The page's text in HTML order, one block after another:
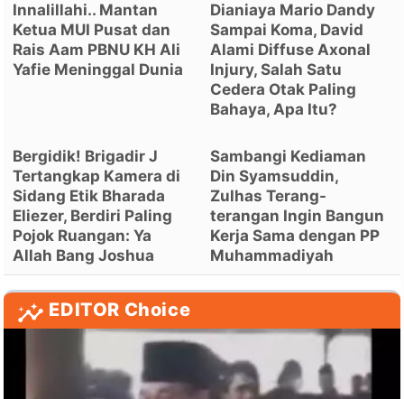
Innalillahi.. Mantan
Ketua MUI Pusat dan
Rais Aam PBNU KH Ali
Yafie Meninggal Dunia
Dianiaya Mario Dandy
Sampai Koma, David
Alami Diffuse Axonal
Injury, Salah Satu
Cedera Otak Paling
Bahaya, Apa Itu?
Bergidik! Brigadir J
Tertangkap Kamera di
Sidang Etik Bharada
Eliezer, Berdiri Paling
Pojok Ruangan: Ya
Allah Bang Joshua
Sambangi Kediaman
Din Syamsuddin,
Zulhas Terang-
terangan Ingin Bangun
Kerja Sama dengan PP
Muhammadiyah
EDITOR Choice